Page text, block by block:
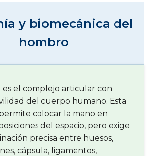
y biomecánica del
hombro
es el complejo articular con
del cuerpo humano. Esta
colocar la mano en
del espacio, pero exige
precisa entre huesos,
cápsula, ligamentos,